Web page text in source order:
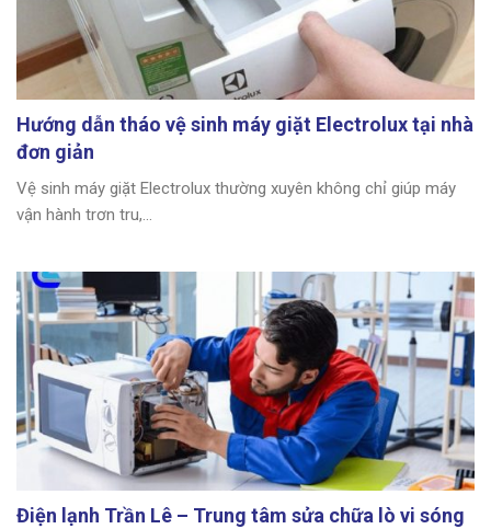
Hướng dẫn tháo vệ sinh máy giặt Electrolux tại nhà
đơn giản
Vệ sinh máy giặt Electrolux thường xuyên không chỉ giúp máy
vận hành trơn tru,...
Điện lạnh Trần Lê – Trung tâm sửa chữa lò vi sóng